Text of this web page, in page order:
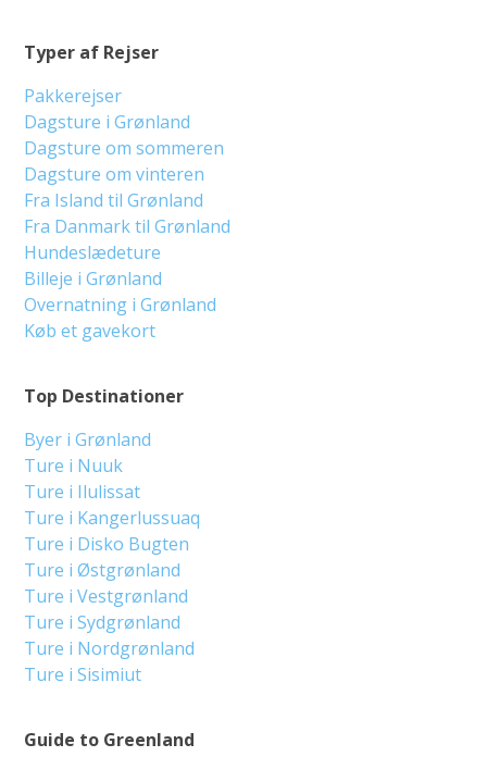
Guide to Greenland
Top Destinationer
Byer i Grønland
Ture i Nuuk
Ture i Ilulissat
Ture i Kangerlussuaq
Ture i Disko Bugten
Ture i Østgrønland
Ture i Vestgrønland
Ture i Sydgrønland
Ture i Nordgrønland
Ture i Sisimiut
Typer af Rejser
Pakkerejser
Dagsture i Grønland
Dagsture om sommeren
Dagsture om vinteren
Fra Island til Grønland
Fra Danmark til Grønland
Hundeslædeture
Billeje i Grønland
Overnatning i Grønland
Køb et gavekort